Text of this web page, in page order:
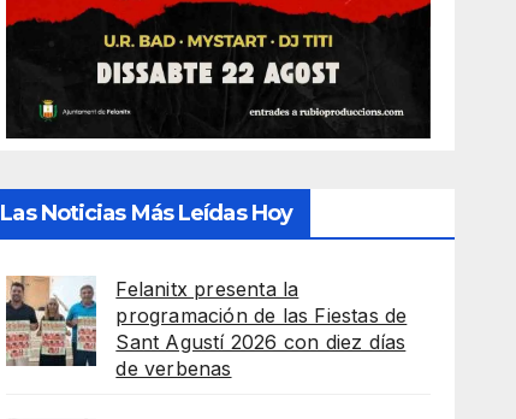
Las Noticias Más Leídas Hoy
Felanitx presenta la
programación de las Fiestas de
Sant Agustí 2026 con diez días
de verbenas